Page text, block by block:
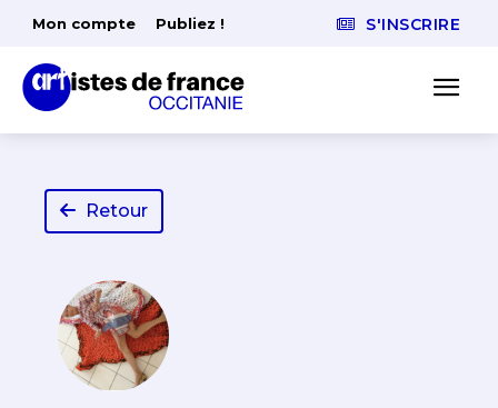
Mon compte Publiez ! S'INSCRIRE
Retour